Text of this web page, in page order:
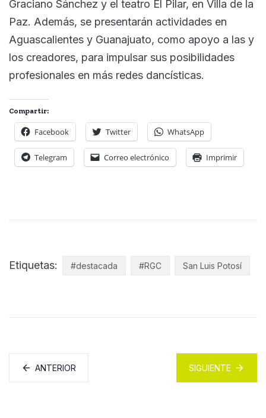
Graciano Sánchez y el teatro El Pilar, en Villa de la
Paz. Además, se presentarán actividades en
Aguascalientes y Guanajuato, como apoyo a las y
los creadores, para impulsar sus posibilidades
profesionales en más redes dancísticas.
Compartir:
Facebook Twitter WhatsApp
Telegram Correo electrónico Imprimir
Etiquetas: #destacada #RGC San Luis Potosí
ANTERIOR SIGUIENTE